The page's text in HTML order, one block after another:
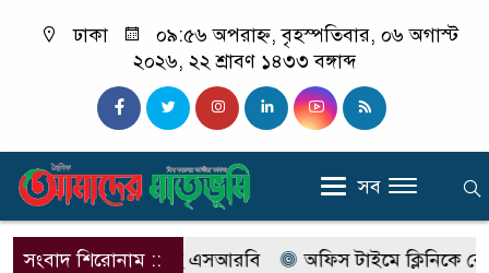
ঢাকা
০৯:৫৬ অপরাহ্ন, বৃহস্পতিবার, ০৬ অগাস্ট
২০২৬, ২২ শ্রাবণ ১৪৩৩ বঙ্গাব্দ
সব
সংবাদ শিরোনাম ::
বদলে আসছে এসআরবি অফিস টাইমে ক্লিনিকে রোগী